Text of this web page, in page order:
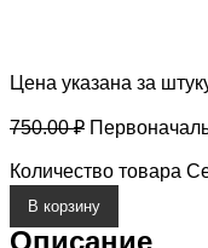
Цена указана за
750.00₽
Количество товара
В корзину
Описание